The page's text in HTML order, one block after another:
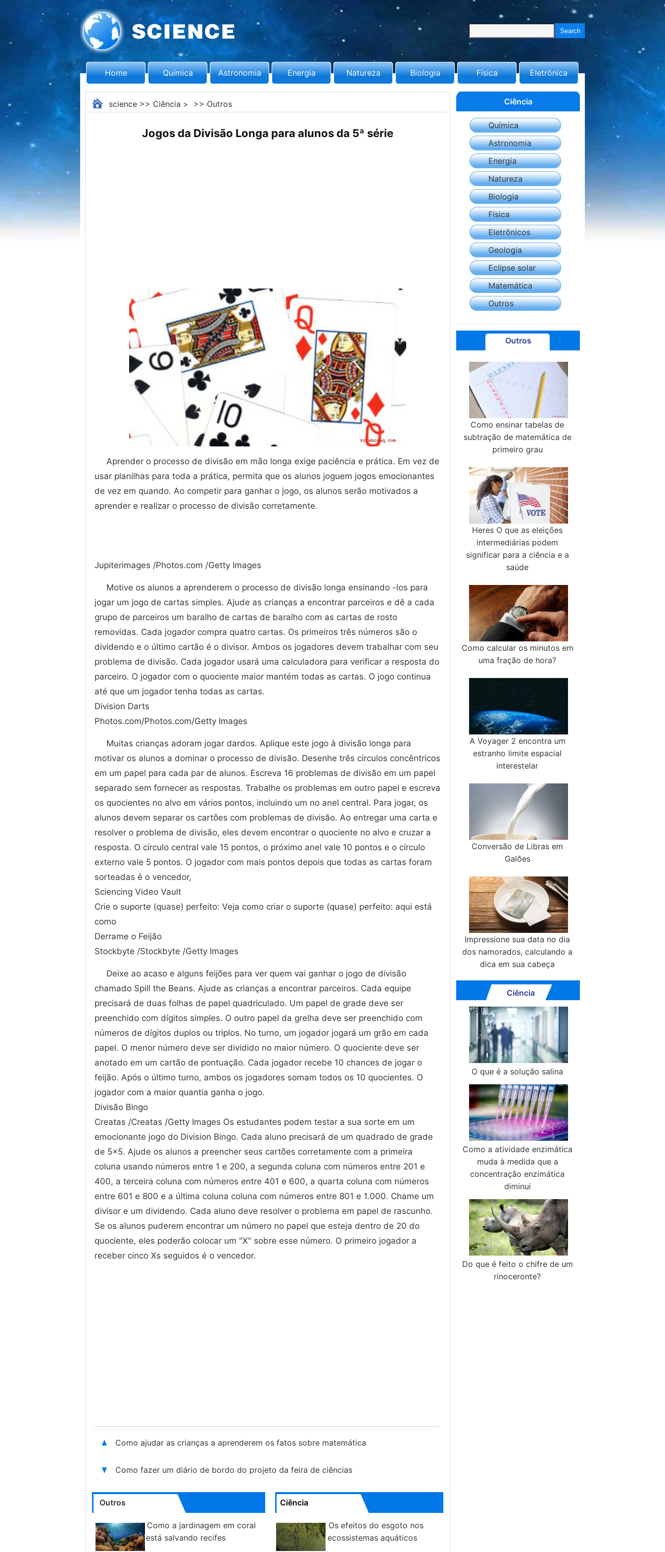
Home Química Astronomia Energia Natureza Biologia Física Eletrônica
science>> Ciência > >> Outros
Jogos da Divisão Longa para alunos da 5ª série
Aprender o processo de divisão em mão longa exige paciência e prática. Em vez de
usar planilhas para toda a prática, permita que os alunos joguem jogos emocionantes
de vez em quando. Ao competir para ganhar o jogo, os alunos serão motivados a
aprender e realizar o processo de divisão corretamente.
Jupiterimages /Photos.com /Getty Images
Motive os alunos a aprenderem o processo de divisão longa ensinando -los para
jogar um jogo de cartas simples. Ajude as crianças a encontrar parceiros e dê a cada
grupo de parceiros um baralho de cartas de baralho com as cartas de rosto
removidas. Cada jogador compra quatro cartas. Os primeiros três números são o
dividendo e o último cartão é o divisor. Ambos os jogadores devem trabalhar com seu
problema de divisão. Cada jogador usará uma calculadora para verificar a resposta do
parceiro. O jogador com o quociente maior mantém todas as cartas. O jogo continua
até que um jogador tenha todas as cartas.
Division Darts
Photos.com/Photos.com/Getty Images
Muitas crianças adoram jogar dardos. Aplique este jogo à divisão longa para
motivar os alunos a dominar o processo de divisão. Desenhe três círculos concêntricos
em um papel para cada par de alunos. Escreva 16 problemas de divisão em um papel
separado sem fornecer as respostas. Trabalhe os problemas em outro papel e escreva
os quocientes no alvo em vários pontos, incluindo um no anel central. Para jogar, os
alunos devem separar os cartões com problemas de divisão. Ao entregar uma carta e
resolver o problema de divisão, eles devem encontrar o quociente no alvo e cruzar a
resposta. O círculo central vale 15 pontos, o próximo anel vale 10 pontos e o círculo
externo vale 5 pontos. O jogador com mais pontos depois que todas as cartas foram
sorteadas é o vencedor,
Sciencing Video Vault
Crie o suporte (quase) perfeito: Veja como criar o suporte (quase) perfeito: aqui está
como
Derrame o Feijão
Stockbyte /Stockbyte /Getty Images
Deixe ao acaso e alguns feijões para ver quem vai ganhar o jogo de divisão
chamado Spill the Beans. Ajude as crianças a encontrar parceiros. Cada equipe
precisará de duas folhas de papel quadriculado. Um papel de grade deve ser
preenchido com dígitos simples. O outro papel da grelha deve ser preenchido com
números de dígitos duplos ou triplos. No turno, um jogador jogará um grão em cada
papel. O menor número deve ser dividido no maior número. O quociente deve ser
anotado em um cartão de pontuação. Cada jogador recebe 10 chances de jogar o
feijão. Após o último turno, ambos os jogadores somam todos os 10 quocientes. O
jogador com a maior quantia ganha o jogo.
Divisão Bingo
Creatas /Creatas /Getty Images Os estudantes podem testar a sua sorte em um
emocionante jogo do Division Bingo. Cada aluno precisará de um quadrado de grade
de 5x5. Ajude os alunos a preencher seus cartões corretamente com a primeira
coluna usando números entre 1 e 200, a segunda coluna com números entre 201 e
400, a terceira coluna com números entre 401 e 600, a quarta coluna com números
entre 601 e 800 e a última coluna coluna com números entre 801 e 1.000. Chame um
divisor e um dividendo. Cada aluno deve resolver o problema em papel de rascunho.
Se os alunos puderem encontrar um número no papel que esteja dentro de 20 do
quociente, eles poderão colocar um "X" sobre esse número. O primeiro jogador a
receber cinco Xs seguidos é o vencedor.
Como ajudar as crianças a aprenderem os fatos sobre matemática
Como fazer um diário de bordo do projeto da feira de ciências
Outros
Como a jardinagem em coral
está salvando recifes
Ciência
Os efeitos do esgoto nos
ecossistemas aquáticos
Ciência
Química
Astronomia
Energia
Natureza
Biologia
Física
Eletrônicos
Geologia
Eclipse solar
Matemática
Outros
Outros
Como ensinar tabelas de
subtração de matemática de
primeiro grau
Heres O que as eleições
intermediárias podem
significar para a ciência e a
saúde
Como calcular os minutos em
uma fração de hora?
A Voyager 2 encontra um
estranho limite espacial
interestelar
Conversão de Libras em
Galões
Impressione sua data no dia
dos namorados, calculando a
dica em sua cabeça
Ciência
O que é a solução salina
Como a atividade enzimática
muda à medida que a
concentração enzimática
diminui
Do que é feito o chifre de um
rinoceronte?